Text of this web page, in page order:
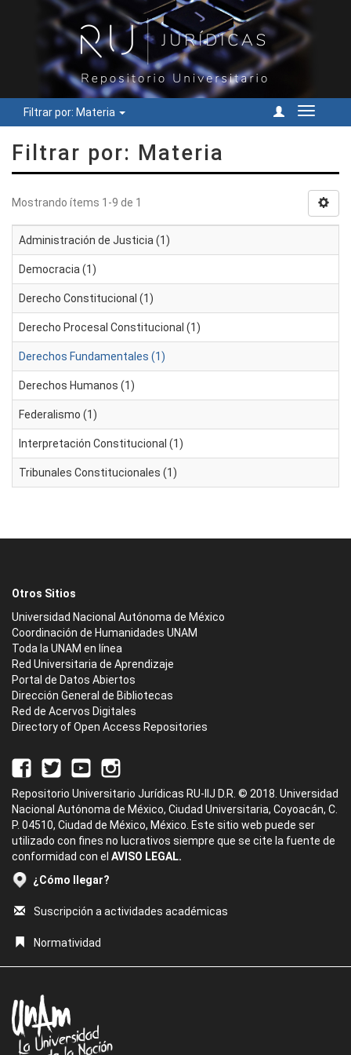
Filtrar por: Materia
Cambiar
Filtrar por: Materia
Mostrando ítems 1-9 de 1
Administración de Justicia (1)
Democracia (1)
Derecho Constitucional (1)
Derecho Procesal Constitucional (1)
Derechos Fundamentales (1)
Derechos Humanos (1)
Federalismo (1)
Interpretación Constitucional (1)
Tribunales Constitucionales (1)
Otros Sitios
Universidad Nacional Autónoma de México
Coordinación de Humanidades UNAM
Toda la UNAM en línea
Red Universitaria de Aprendizaje
Portal de Datos Abiertos
Dirección General de Bibliotecas
Red de Acervos Digitales
Directory of Open Access Repositories
Repositorio Universitario Jurídicas RU-IIJ D.R. © 2018. Universidad
Nacional Autónoma de México, Ciudad Universitaria, Coyoacán, C.
P. 04510, Ciudad de México, México. Este sitio web puede ser
utilizado con fines no lucrativos siempre que se cite la fuente de
conformidad con el AVISO LEGAL.
¿Cómo llegar?
Suscripción a actividades académicas
Normatividad